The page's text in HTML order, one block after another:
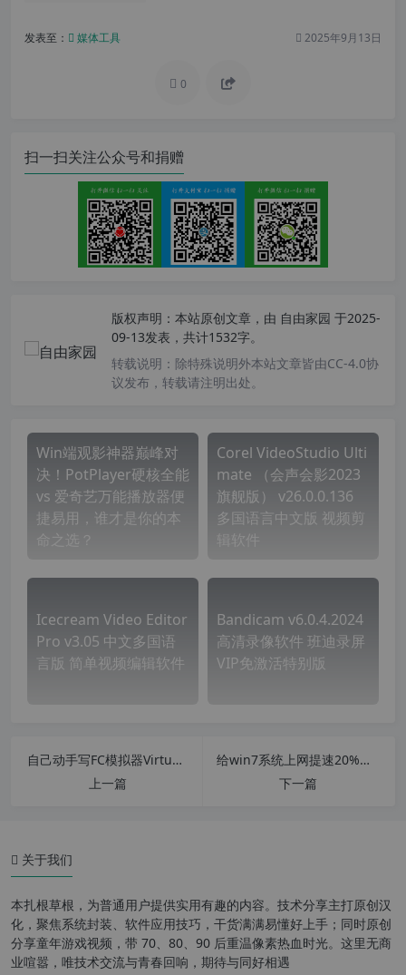
发表至： 媒体工具 2025年9月13日
0
扫一扫关注公众号和捐赠
版权声明： 本站原创文章，由 自由家园 于2025-
09-13发表，共计1532字。
转载说明： 除特殊说明外本站文章皆由CC-4.0协
议发布，转载请注明出处。
Win端观影神器巅峰对
决！PotPlayer硬核全能
vs 爱奇艺万能播放器便
捷易用，谁才是你的本
命之选？
Corel VideoStudio Ulti
mate （会声会影2023
旗舰版） v26.0.0.136
多国语言中文版 视频剪
辑软件
Icecream Video Editor
Pro v3.05 中文多国语
言版 简单视频编辑软件
Bandicam v6.0.4.2024
高清录像软件 班迪录屏
VIP免激活特别版
自己动手写FC模拟器VirtuaNES金手指
上一篇
给win7系统上网提速20%的方法
下一篇
关于我们
本扎根草根，为普通用户提供实用有趣的内容。技术分享主打原创汉
化，聚焦系统封装、软件应用技巧，干货满满易懂好上手；同时原创
分享童年游戏视频，带 70、80、90 后重温像素热血时光。这里无商
业喧嚣，唯技术交流与青春回响，期待与同好相遇